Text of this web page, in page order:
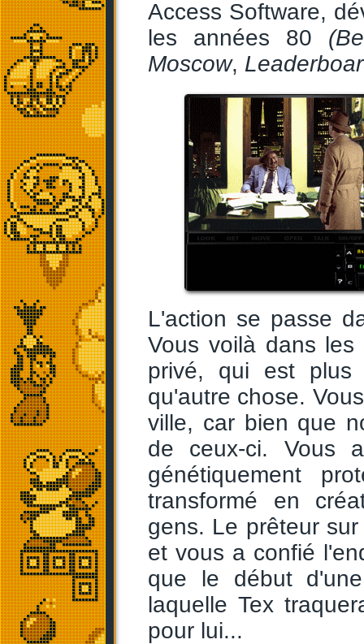
Access Software,
les années 80
Moscow,
L'action se passe
Vous voilà dans les
privé, qui est
qu'autre chose.
ville, car bien que
de ceux-ci. Vous
génétiquement
transformé en
gens. Le prêteur
et vous a confié
que le début
laquelle Tex
pour lui...